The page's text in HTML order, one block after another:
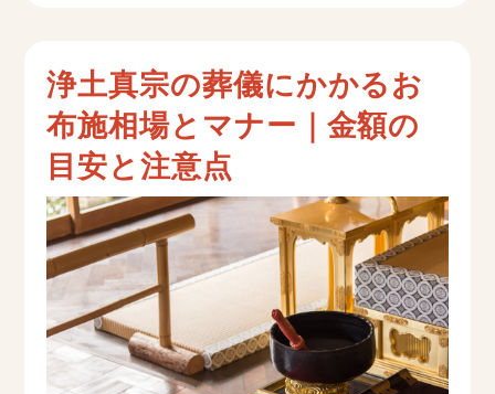
浄土真宗の葬儀にかかるお
布施相場とマナー｜金額の
目安と注意点